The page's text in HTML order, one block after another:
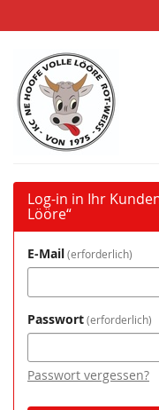
Haupt-
springen
„Ne
Hoofe
volle
Lööre“
Log-in in Ihr
Lööre“
E-Mail erforderlich
Passwort erforderlich
Passwort vergessen?